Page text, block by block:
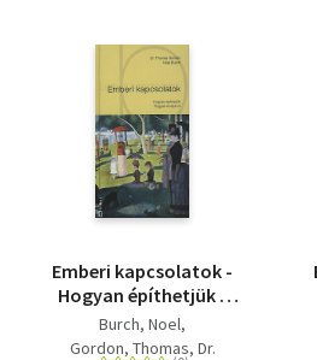
Emberi kapcsolatok -
Hogyan építhetjük -
Hogyan rontjuk el
Burch, Noel
Gordon, Thomas, Dr.